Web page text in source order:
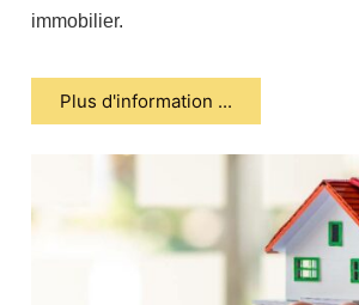
immobilier.
Plus d'information ...